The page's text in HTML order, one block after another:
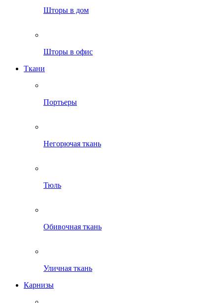
Шторы в дом
Шторы в офис
Ткани
Портьеры
Негорючая ткань
Тюль
Обивочная ткань
Уличная ткань
Карнизы